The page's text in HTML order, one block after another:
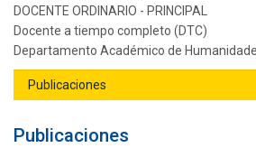
DOCENTE ORDINARIO - PRINCIPAL
Docente a tiempo completo (DTC)
Departamento Académico de
Publicaciones